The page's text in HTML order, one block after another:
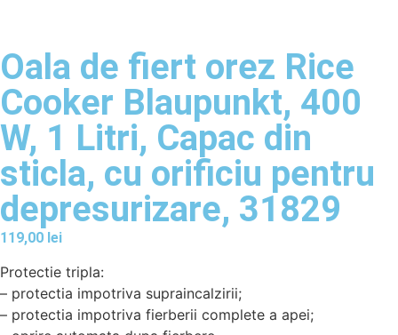
Oala de fiert orez Rice
Cooker Blaupunkt, 400
W, 1 Litri, Capac din
sticla, cu orificiu pentru
depresurizare, 31829
119,00 lei
Protectie tripla:
– protectia impotriva supraincalzirii;
– protectia impotriva fierberii complete a apei;